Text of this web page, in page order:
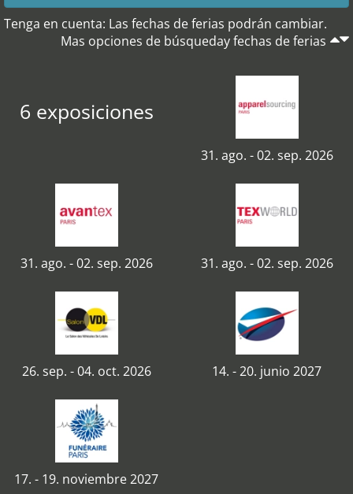
Tenga en cuenta: Las fechas de ferias podrán cambiar.
Mas opciones de búsqueday fechas de ferias
6 exposiciones
31. ago. - 02. sep. 2026
31. ago. - 02. sep. 2026 31. ago. - 02. sep. 2026
26. sep. - 04. oct. 2026 14. - 20. junio 2027
17. - 19. noviembre 2027